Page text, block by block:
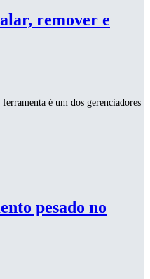
remover e
é um dos gerenciadores
pesado no